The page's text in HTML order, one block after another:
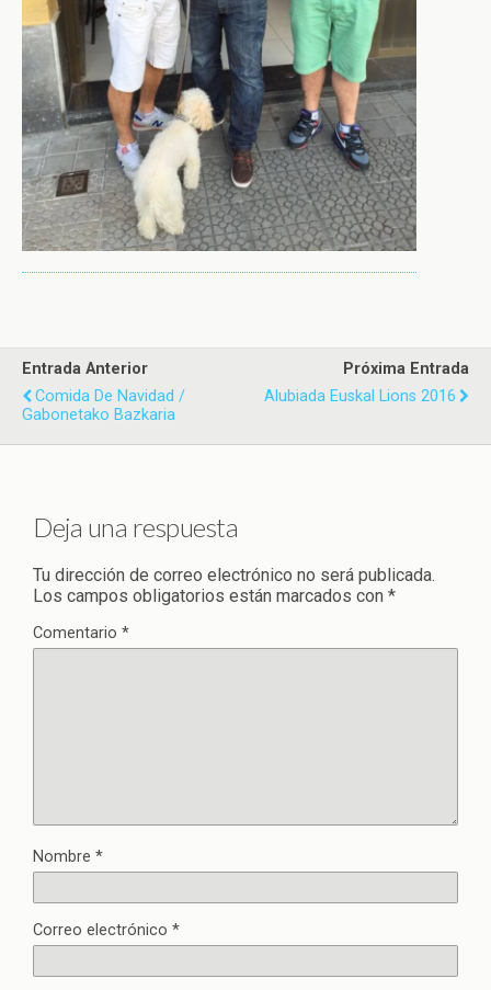
Entrada Anterior
Comida De Navidad /
Gabonetako Bazkaria
Próxima Entrada
Alubiada Euskal Lions 2016
Deja una respuesta
Tu dirección de correo electrónico no será publicada.
Los campos obligatorios están marcados con *
Comentario *
Nombre *
Correo electrónico *